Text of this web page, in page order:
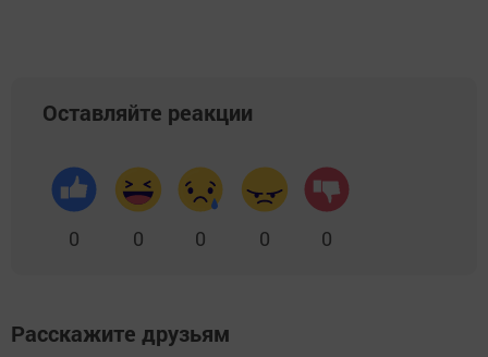
Оставляйте реакции
0 0 0 0 0
Расскажите друзьям